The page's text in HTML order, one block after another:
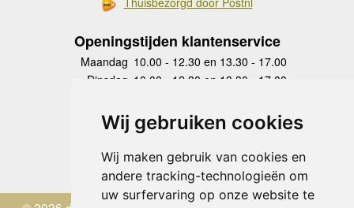
Wij gebruiken cookies
Wij maken gebruik van cookies en
andere tracking-technologieën om
uw surfervaring op onze website te
Openingstijden klantenservice
Maandag 10.00 - 12.30 en 13.30 - 17.00
Dinsdag 10.00 - 12.30 en 13.30 - 17.00
Donderdag
10.00 - 12.30 en 13.30 - 17.00
Vrijdag 10.00 - 12.30 en 13.30 - 17.00
Zaterdag
gesloten
Zondag gesloten